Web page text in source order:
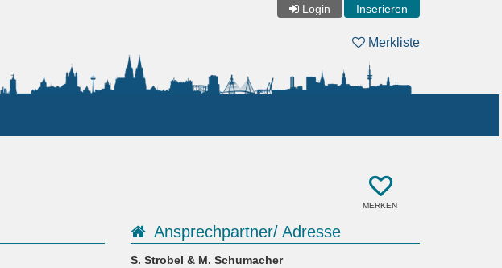
Login Inserieren
Merkliste
MERKEN
Ansprechpartner/ Adresse
S. Strobel & M. Schumacher